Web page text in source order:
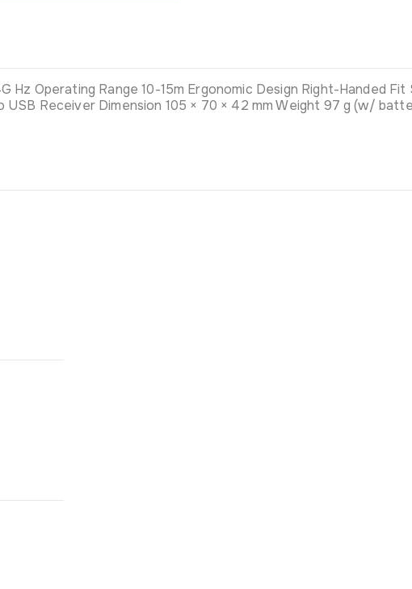
Hz Operating Range 10-15m Ergonomic Design Right-Handed
Receiver Dimension 105 × 70 × 42 mm Weight 97 g (w/